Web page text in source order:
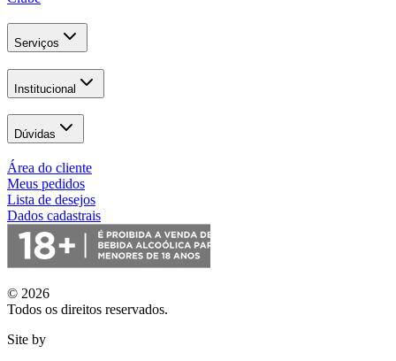
Serviços
Institucional
Dúvidas
Área do cliente
Meus pedidos
Lista de desejos
Dados cadastrais
© 2026
Todos os direitos reservados.
Site by